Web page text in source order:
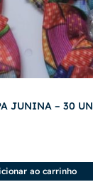
JUNINA – 30 UN
ao carrinho